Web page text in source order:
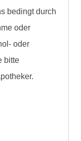
bedingt durch
oder
oder
bitte